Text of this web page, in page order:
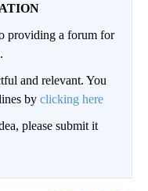
providing a forum for
and relevant. You
by clicking here
please submit it